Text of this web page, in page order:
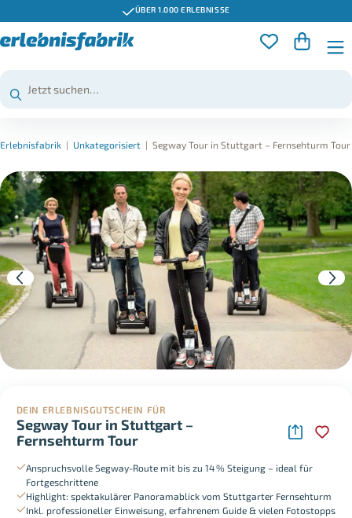
ÜBER 1.000 ERLEBNISSE
Erlebnisfabrik | Unkategorisiert | Segway Tour in Stuttgart – Fernsehturm Tour
DEIN ERLEBNISGUTSCHEIN FÜR
Segway Tour in Stuttgart –
Fernsehturm Tour
Anspruchsvolle Segway-Route mit bis zu 14 % Steigung – ideal für
Fortgeschrittene
Highlight: spektakulärer Panoramablick vom Stuttgarter Fernsehturm
Inkl. professioneller Einweisung, erfahrenem Guide & vielen Fotostopps